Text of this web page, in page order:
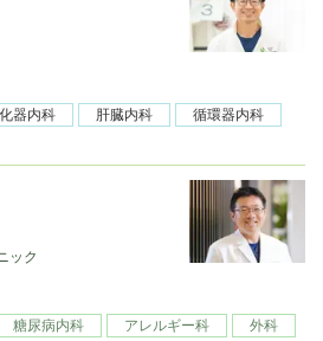
器内科 肝臓内科 循環器内科
ック
糖尿病内科 アレルギー科
外科